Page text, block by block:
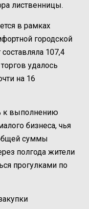
лиственницы.
в рамках
городской
107,4
удалось
на 16
к выполнению
бизнеса, чья
суммы
полгода жители
прогулками по